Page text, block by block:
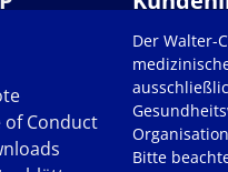
of Conduct
Der Walter-
Bitte